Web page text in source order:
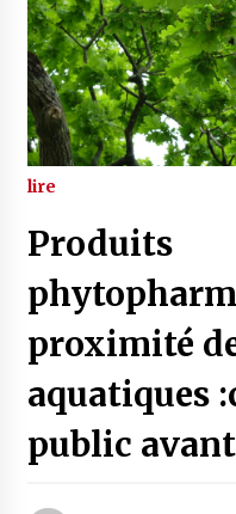
lire
Produits
proximité
aquatiques
public